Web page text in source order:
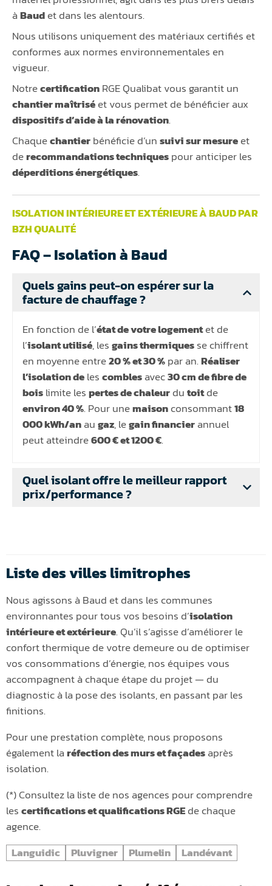
àBaudet dans les alentours.
Nous utilisons uniquement des matériaux certifiés et
conformes aux normes environnementales en
vigueur.
NotrecertificationRGE Qualibat vous garantit un
chantier maîtriséet vous permet de bénéficier aux
dispositifs d’aide à la rénovation.
Chaquechantierbénéficie d’unsuivi sur mesureet
derecommandations techniquespour anticiper les
déperditions énergétiques.
ISOLATION INTÉRIEURE ET EXTÉRIEURE À BAUD PAR
BZH QUALITÉ
FAQ – Isolation à Baud
Quels gains peut-on espérer sur la
facture de chauffage ?
En fonction de l’état de votre logementet de
l’isolant utilisé, lesgains thermiquesse chiffrent
en moyenne entre20 % et 30 %par an.Réaliser
l’isolation delescomblesavec30 cm de fibre de
boislimite lespertes de chaleurdutoitde
environ 40 %. Pour unemaisonconsommant18
000 kWh/anaugaz, legain financierannuel
peut atteindre600 € et 1200 €.
Quel isolant offre le meilleur rapport
prix/performance ?
Liste des villes limitrophes
Nous agissons à Baud et dans les communes
environnantes pour tous vos besoins d’isolation
intérieure et extérieure. Qu’il s’agisse d’améliorer le
confort thermique de votre demeure ou de optimiser
vos consommations d’énergie, nos équipes vous
accompagnent à chaque étape du projet — du
diagnostic à la pose des isolants, en passant par les
finitions.
Pour une prestation complète, nous proposons
également laréfection des murs et façadesaprès
isolation.
(*) Consultez la liste de nos agences pour comprendre
lescertifications et qualifications RGEde chaque
agence.
Languidic
Pluvigner Plumelin Landévant